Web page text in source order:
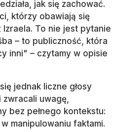
jak się zachować.
którzy obawiają się
To nie jest pytanie
– to publiczność, która
inni" – czytamy w opisie
jednak liczne głosy
zwracali uwagę,
bez pełnego kontekstu:
manipulowaniu faktami.